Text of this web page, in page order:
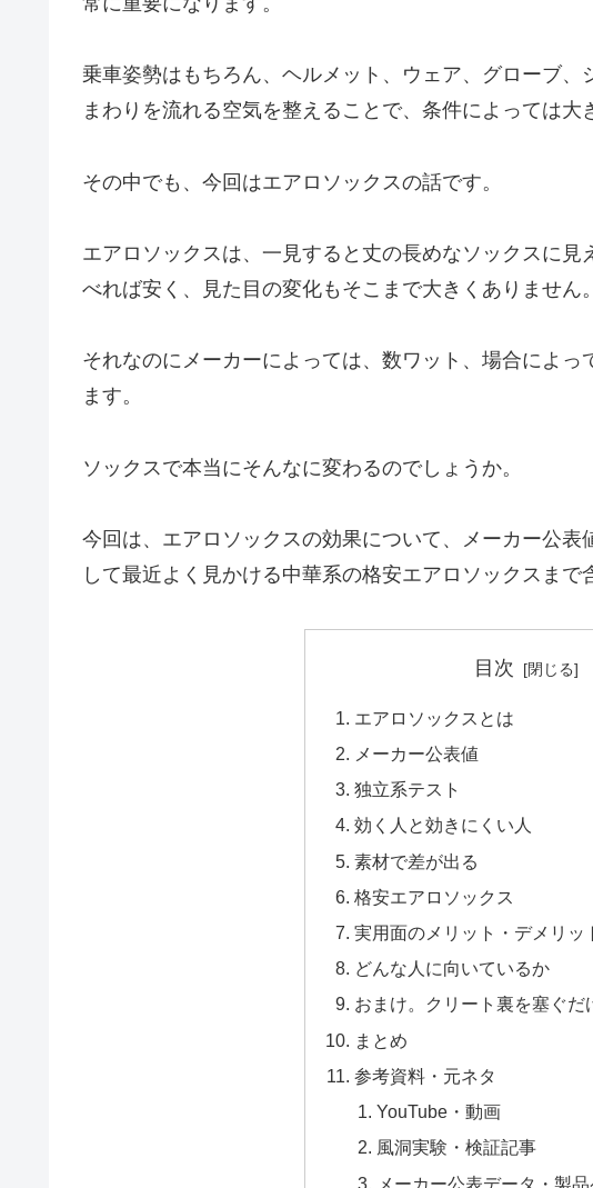
乗車姿勢はもちろん、ヘルメット、ウェア、グローブ
まわりを流れる空気を整えることで、条件によっては大
その中でも、今回はエアロソックスの話です。
エアロソックスは、一見すると丈の長めなソックスに
べれば安く、見た目の変化もそこまで大きくありません。
それなのにメーカーによっては、数ワット、場合によっ
ます。
ソックスで本当にそんなに変わるのでしょうか。
今回は、エアロソックスの効果について、メーカー公
して最近よく見かける中華系の格安エアロソックスまで
目次
エアロソックスとは
メーカー公表値
独立系テスト
効く人と効きにくい人
素材で差が出る
格安エアロソックス
実用面のメリット・デメリッ
どんな人に向いているか
おまけ。クリート裏を塞ぐだ
まとめ
参考資料・元ネタ
YouTube・動画
風洞実験・検証記事
メーカー公表データ・製